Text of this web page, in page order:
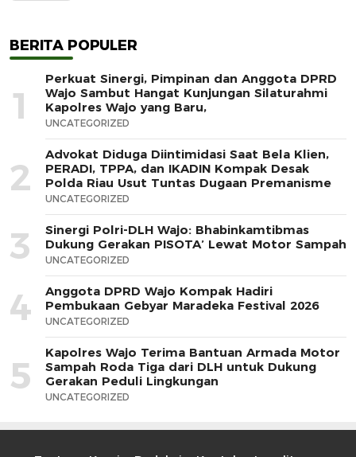
BERITA POPULER
1
Perkuat Sinergi, Pimpinan dan Anggota DPRD
Wajo Sambut Hangat Kunjungan Silaturahmi
Kapolres Wajo yang Baru,
UNCATEGORIZED
2
Advokat Diduga Diintimidasi Saat Bela Klien,
PERADI, TPPA, dan IKADIN Kompak Desak
Polda Riau Usut Tuntas Dugaan Premanisme
UNCATEGORIZED
3
Sinergi Polri-DLH Wajo: Bhabinkamtibmas
Dukung Gerakan PISOTA’ Lewat Motor Sampah
UNCATEGORIZED
4
Anggota DPRD Wajo Kompak Hadiri
Pembukaan Gebyar Maradeka Festival 2026
UNCATEGORIZED
5
Kapolres Wajo Terima Bantuan Armada Motor
Sampah Roda Tiga dari DLH untuk Dukung
Gerakan Peduli Lingkungan
UNCATEGORIZED